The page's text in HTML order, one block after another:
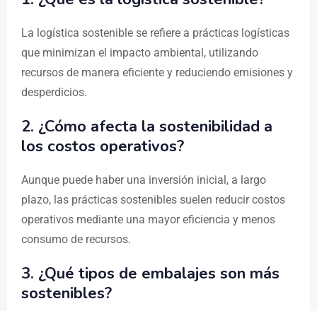
La logística sostenible se refiere a prácticas logísticas
que minimizan el impacto ambiental, utilizando
recursos de manera eficiente y reduciendo emisiones y
desperdicios.
2. ¿Cómo afecta la sostenibilidad a
los costos operativos?
Aunque puede haber una inversión inicial, a largo
plazo, las prácticas sostenibles suelen reducir costos
operativos mediante una mayor eficiencia y menos
consumo de recursos.
3. ¿Qué tipos de embalajes son más
sostenibles?